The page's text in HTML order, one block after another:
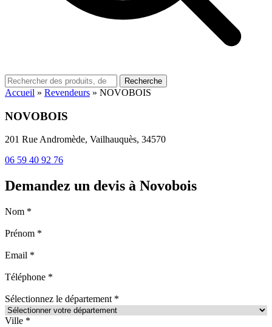
Recherche
Accueil » Revendeurs » NOVOBOIS
NOVOBOIS
201 Rue Andromède, Vailhauquès, 34570
06 59 40 92 76
Demandez un devis à Novobois
Nom *
Prénom *
Email *
Téléphone *
Sélectionnez le département *
Ville *